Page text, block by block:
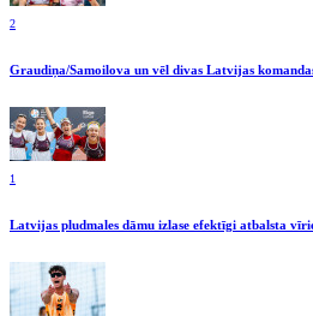
2
Graudiņa/Samoilova un vēl divas Latvijas
1
Latvijas pludmales dāmu izlase efektīgi atbalsta